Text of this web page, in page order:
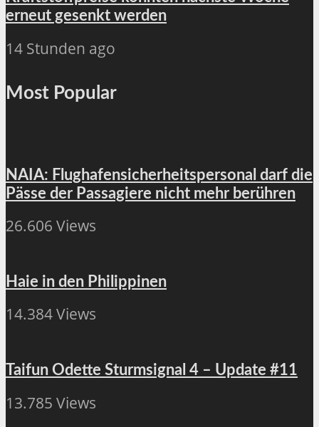
erneut gesenkt werden
14 Stunden ago
Most Popular
NAIA: Flughafensicherheitspersonal darf die
Pässe der Passagiere nicht mehr berühren
26.606 Views
Haie in den Philippinen
14.384 Views
Taifun Odette Sturmsignal 4 – Update #11
13.785 Views